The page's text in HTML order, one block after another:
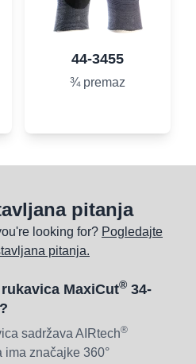
44-3455
¾ premaz
pitanja
looking for? Pogledajte
pitanja.
MaxiCut® 34-
sadržava AIRtech®
značajke 360°